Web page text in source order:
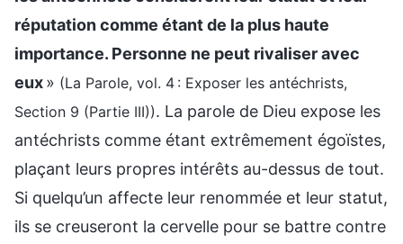
réputation comme étant de la plus haute
importance. Personne ne peut rivaliser avec
eux» (La Parole, vol. 4 : Exposer les antéchrists,
Section 9 (Partie III)). La parole de Dieu expose les
antéchrists comme étant extrêmement égoïstes,
plaçant leurs propres intérêts au-dessus de tout.
Si quelqu’un affecte leur renommée et leur statut,
ils se creuseront la cervelle pour se battre contre